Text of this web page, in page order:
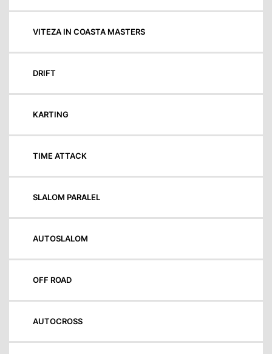
VITEZA IN COASTA MASTERS
DRIFT
KARTING
TIME ATTACK
SLALOM PARALEL
AUTOSLALOM
OFF ROAD
AUTOCROSS